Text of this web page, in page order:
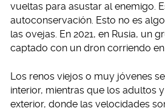
vueltas para asustar al enemigo.
autoconservación. Esto no es
las ovejas. En 2021, en Rusia, un
captado con un dron corriendo
Los renos viejos o muy jóvenes
interior, mientras que los adultos
exterior, donde las velocidades